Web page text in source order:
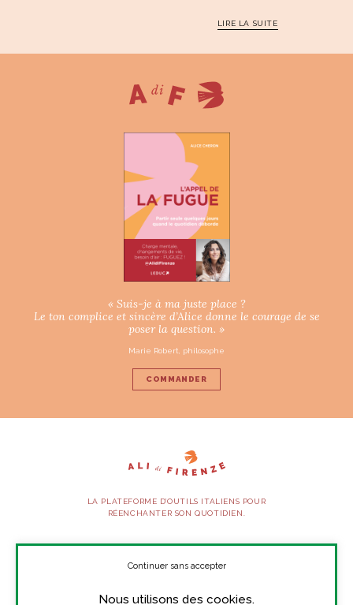
LIRE LA SUITE
« Suis-je à ma juste place ?
Le ton complice et sincère d’Alice donne le courage de se
poser la question. »
Marie Robert, philosophe
COMMANDER
LA PLATEFORME D’OUTILS ITALIENS POUR
RÉENCHANTER SON QUOTIDIEN.
SUIVEZ-NOUS
Nous utilisons des cookies.
Continuer sans accepter